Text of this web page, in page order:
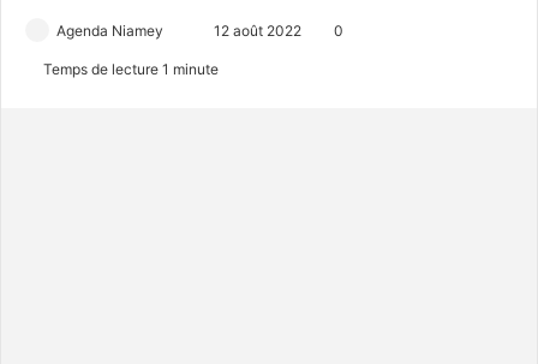
Agenda Niamey
n
12 août 2022 0
Temps de lecture 1 minute